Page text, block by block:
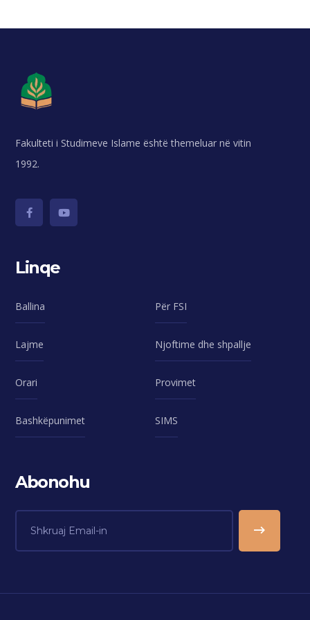
Fakulteti i Studimeve Islame është themeluar në vitin
1992.
Linqe
Ballina Për FSI
Lajme Njoftime dhe shpallje
Orari Provimet
Bashkëpunimet SIMS
Abonohu